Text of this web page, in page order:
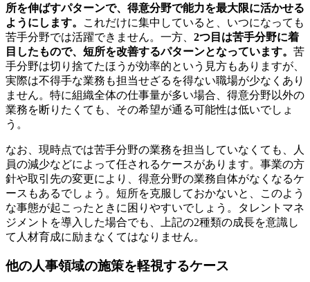
所を伸ばすパターンで、得意分野で能力を最大限に活かせる
ようにします。
これだけに集中していると、いつになっても
苦手分野では活躍できません。一方、 2つ目は苦手分野に着
目したもので、短所を改善するパターンとなっています。 苦
手分野は切り捨てたほうが効率的という見方もありますが、
実際は不得手な業務も担当せざるを得ない職場が少なくあり
ません。特に組織全体の仕事量が多い場合、得意分野以外の
業務を断りたくても、その希望が通る可能性は低いでしょ
う。
なお、現時点では苦手分野の業務を担当していなくても、人
員の減少などによって任されるケースがあります。事業の方
針や取引先の変更により、得意分野の業務自体がなくなるケ
ースもあるでしょう。短所を克服しておかないと、このよう
な事態が起こったときに困りやすいでしょう。タレントマネ
ジメントを導入した場合でも、上記の2種類の成長を意識し
て人材育成に励まなくてはなりません。
他の人事領域の施策を軽視するケース